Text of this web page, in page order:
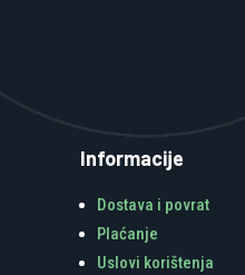
Informacije
Dostava i povrat
Plaćanje
Uslovi korištenja